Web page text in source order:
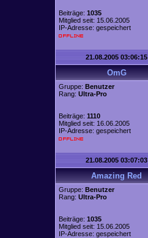
Beiträge: 1035
Mitglied seit: 15.06.2005
IP-Adresse: gespeichert
21.08.2005 03:06:15
OmG
Gruppe: Benutzer
Rang: Ultra-Pro
Beiträge: 1110
Mitglied seit: 16.06.2005
IP-Adresse: gespeichert
21.08.2005 03:07:03
Amazing Red
Gruppe: Benutzer
Rang: Ultra-Pro
Beiträge: 1035
Mitglied seit: 15.06.2005
IP-Adresse: gespeichert